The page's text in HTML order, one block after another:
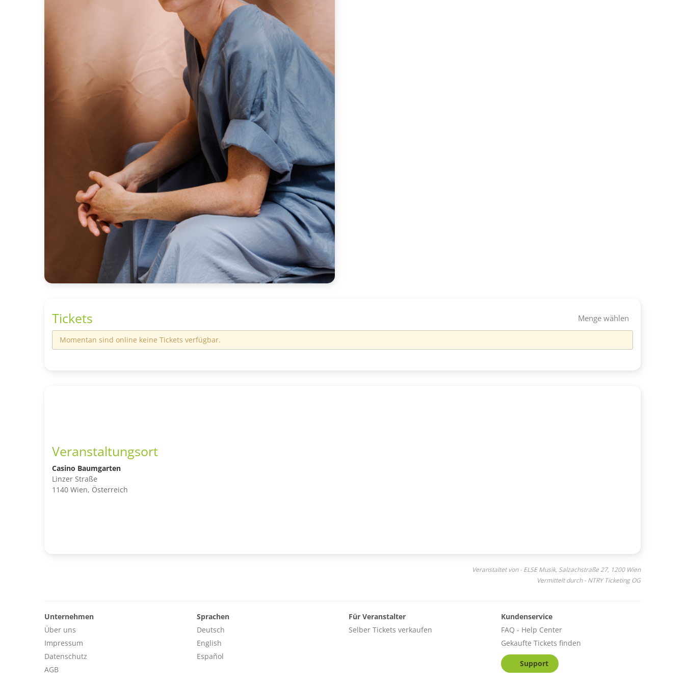
Tickets Menge wählen
Momentan sind online keine Tickets verfügbar.
Veranstaltungsort
Casino Baumgarten
Linzer Straße
1140 Wien, Österreich
Veranstaltet von - ELSE Musik, Salzachstraße 27, 1200 Wien
Vermittelt durch - NTRY Ticketing OG
Unternehmen
Über uns
Impressum
Datenschutz
AGB
Sprachen
Deutsch
English
Español
Für Veranstalter
Selber Tickets verkaufen
Kundenservice
FAQ - Help Center
Gekaufte Tickets finden
Support